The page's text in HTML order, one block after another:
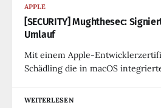
APPLE
[SECURITY] Mughthesec:
Umlauf
Mit einem Apple-
Schädling die in macOS
WEITERLESEN